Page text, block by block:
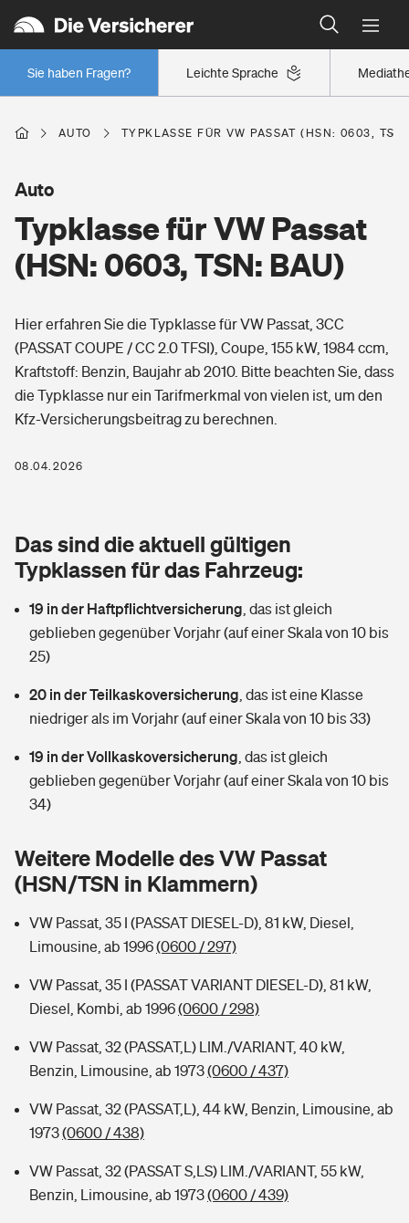
Leichte Sprache
Sie haben Fragen?
Wer versichert was: Jetzt Versicherer finden
Regionalklassen: So ist Ihre Region eingestuft
Wer versichert was: Jetzt Versicherer finden
Berufsunfähigkeitsversicherung
Erwerbsunfähigkeitsversicherung
Grundfähigkeitsversicherung
Arbeitsrechtsschutz
Berufshaftpflichtversicherung
Zur Übersicht
Tools
Wer versichert was: Jetzt Versicherer finden
Sie haben Fragen?
Wohnen
Elementarversicherung
Glasversicherung
Mietkautionsversicherung
Restkreditversicherung
Tools
Hochwasser-Check: Wie gefährdet ist Ihr Haus?
Sie haben Fragen?
Freizeit
Pri­vate Haft­pflicht­
Kinderunfall­ver­si­che­rung
Kinderinvalidität
Hundehalter-Haftpflicht
Handyversicherung
Private Cyberversicherung
Zur Übersicht
Kinderunfall-Check: Mehr Sicherheit für deine Kids
Typklassen: So ist Ihr Auto eingestuft
Sie haben Fragen?
Gesundheit
Private Krankenversicherung
Dread-Disease-Versicherung
Tierkrankenversicherung
Zur Übersicht
Tools
Wer versichert was: Jetzt Versicherer finden
Rentenrechner: Wie viel Geld bekomme ich im Alter?
AUTO TYPKLASSE FÜR VW PASSAT (HSN: 0603,
Typklasse für VW Passat
(HSN: 0603, TSN: BAU)
Auto
Hier erfahren Sie die Typklasse für VW Passat, 3CC
(PASSAT COUPE / CC 2.0 TFSI), Coupe, 155 kW, 1984 ccm,
Kraftstoff: Benzin, Baujahr ab 2010. Bitte beachten Sie, dass
die Typklasse nur ein Tarifmerkmal von vielen ist, um den
Kfz-Versicherungsbeitrag zu berechnen.
08.04.2026
Das sind die aktuell gültigen
Typklassen für das Fahrzeug:
19 in der Haftpflichtversicherung das ist gleich
geblieben gegenüber Vorjahr (auf einer Skala von 10 bis
25)
20 in der Teilkaskoversicherung das ist eine Klasse
niedriger als im Vorjahr (auf einer Skala von 10 bis 33)
19 in der Vollkaskoversicherung das ist gleich
geblieben gegenüber Vorjahr (auf einer Skala von 10 bis
34)
Weitere Modelle des VW Passat
(HSN/TSN in Klammern)
VW Passat, 35 I (PASSAT DIESEL-D), 81 kW, Diesel,
Limousine, ab 1996(0600 / 297)
VW Passat, 35 I (PASSAT VARIANT DIESEL-D), 81 kW,
Diesel, Kombi, ab 1996(0600 / 298)
VW Passat, 32 (PASSAT,L) LIM./VARIANT, 40 kW,
Benzin, Limousine, ab 1973(0600 / 437)
VW Passat, 32 (PASSAT,L), 44 kW, Benzin, Limousine, ab
1973(0600 / 438)
VW Passat, 32 (PASSAT S,LS) LIM./VARIANT, 55 kW,
Benzin, Limousine, ab 1973(0600 / 439)